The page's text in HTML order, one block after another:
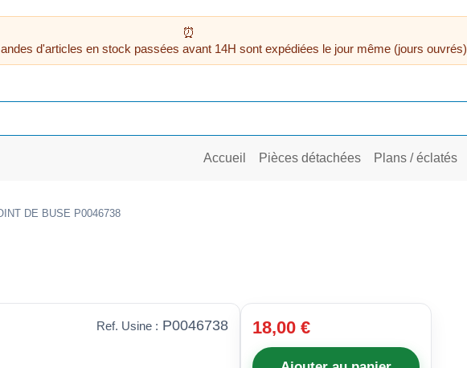
d'articles en stock passées avant 14H sont expédiées le jour même (jours ouvrés)
Accueil Pièces détachées Plans / éclatés
DE BUSE P0046738
Ref. Usine : P0046738 18,00 €